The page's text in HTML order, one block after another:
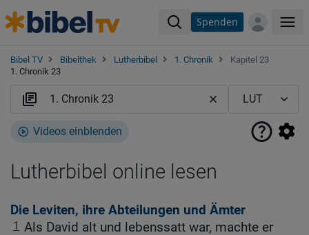
Spenden
Bibel TV Bibelthek Lutherbibel 1. Chronik
Kapitel 23
1. Chronik 23
Videos einblenden
Lutherbibel online lesen
Die Leviten, ihre Abteilungen und Ämter
1 Als David alt und lebenssatt war, machte er